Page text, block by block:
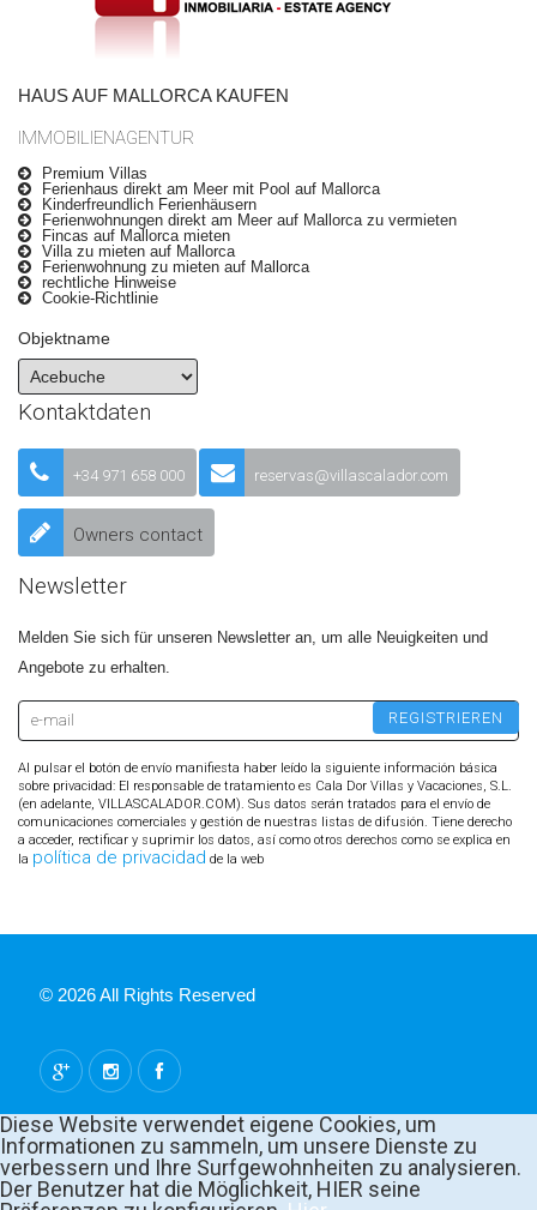
HAUS AUF MALLORCA KAUFEN
IMMOBILIENAGENTUR
Premium Villas
Ferienhaus direkt am Meer mit Pool auf Mallorca
Kinderfreundlich Ferienhäusern
Ferienwohnungen direkt am Meer auf Mallorca zu vermieten
Fincas auf Mallorca mieten
Villa zu mieten auf Mallorca
Ferienwohnung zu mieten auf Mallorca
rechtliche Hinweise
Cookie-Richtlinie
Objektname
Kontaktdaten
+34 971 658 000 reservas@villascalador.com
Owners contact
Newsletter
Melden Sie sich für unseren Newsletter an, um alle Neuigkeiten und
Angebote zu erhalten.
Al pulsar el botón de envío manifiesta haber leído la siguiente información básica
sobre privacidad: El responsable de tratamiento es Cala Dor Villas y Vacaciones, S.L.
(en adelante, VILLASCALADOR.COM). Sus datos serán tratados para el envío de
comunicaciones comerciales y gestión de nuestras listas de difusión. Tiene derecho
a acceder, rectificar y suprimir los datos, así como otros derechos como se explica en
la política de privacidad de la web
© 2026 All Rights Reserved
Diese Website verwendet eigene Cookies, um
Informationen zu sammeln, um unsere Dienste zu
verbessern und Ihre Surfgewohnheiten zu analysieren.
Der Benutzer hat die Möglichkeit, HIER seine